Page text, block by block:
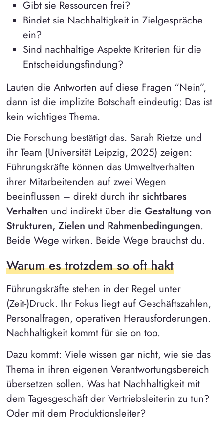
Gibt sie Ressourcen frei?
Bindet sie Nachhaltigkeit in Zielgespräche
ein?
Sind nachhaltige Aspekte Kriterien für die
Entscheidungsfindung?
Lauten die Antworten auf diese Fragen “Nein”,
dann ist die implizite Botschaft eindeutig: Das ist
kein wichtiges Thema.
Die Forschung bestätigt das. Sarah Rietze und
ihr Team (Universität Leipzig, 2025) zeigen:
Führungskräfte können das Umweltverhalten
ihrer Mitarbeitenden auf zwei Wegen
beeinflussen – direkt durch ihr sichtbares
Verhalten und indirekt über die Gestaltung von
Strukturen, Zielen und Rahmenbedingungen.
Beide Wege wirken. Beide Wege brauchst du.
Warum es trotzdem so oft hakt
Führungskräfte stehen in der Regel unter
(Zeit-)Druck. Ihr Fokus liegt auf Geschäftszahlen,
Personalfragen, operativen Herausforderungen.
Nachhaltigkeit kommt für sie on top.
Dazu kommt: Viele wissen gar nicht, wie sie das
Thema in ihren eigenen Verantwortungsbereich
übersetzen sollen. Was hat Nachhaltigkeit mit
dem Tagesgeschäft der Vertriebsleiterin zu tun?
Oder mit dem Produktionsleiter?